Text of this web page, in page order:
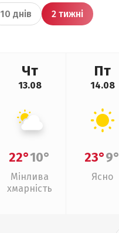
10 днів 2 тижні
Чт
13.08
22°10°
Мінлива
хмарність
Пт
14.08
23°9°
Ясно